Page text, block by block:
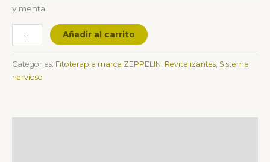
y mental
Añadir al carrito
Categorías: Fitoterapia marca ZEPPELIN, Revitalizantes, Sistema
nervioso